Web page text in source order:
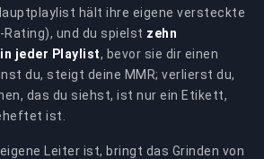
hält ihre eigene versteckte
Rating), und du spielst zehn
jeder Playlist, bevor sie dir einen
du, steigt deine MMR; verlierst du,
das du siehst, ist nur ein Etikett,
ist.
Leiter ist, bringt das Grinden von